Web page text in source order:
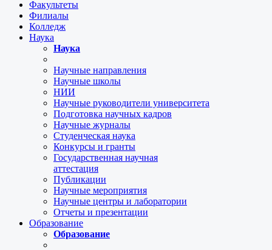
Факультеты
Филиалы
Колледж
Наука
Наука
Научные направления
Научные школы
НИИ
Научные руководители университета
Подготовка научных кадров
Научные журналы
Студенческая наука
Конкурсы и гранты
Государственная научная
аттестация
Публикации
Научные мероприятия
Научные центры и лаборатории
Отчеты и презентации
Образование
Образование